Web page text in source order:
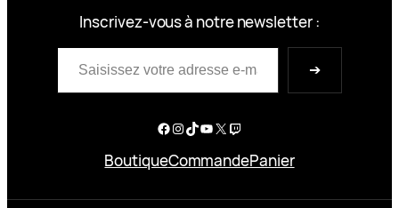
Inscrivez-vous à notre newsletter :
Saisissez votre adresse e-mail…
➔
Facebook
Instagram
TikTok
YouTube
X Twitch
BoutiqueCommandePanier